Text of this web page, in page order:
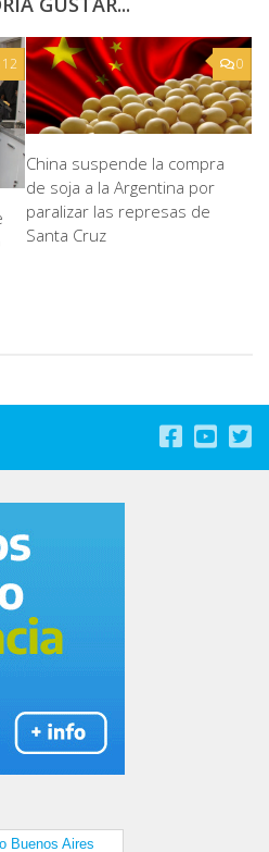
12 0
China suspende la compra
de soja a la Argentina por
paralizar las represas de
Santa Cruz